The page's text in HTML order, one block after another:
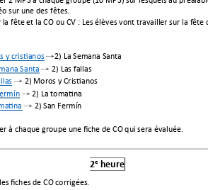
sur une des fêtes.
la fête et la CO ou CV : Les élèves vont travailler sur la fête
y cristianos →2) La Semana Santa
Santa → 2) Las fallas
→ 2) Moros y Cristianos
→ 2) La tomatina
→ 2) San Fermín
à chaque groupe une fiche de CO qui sera évaluée.
2e heure
fiches de CO corrigées.